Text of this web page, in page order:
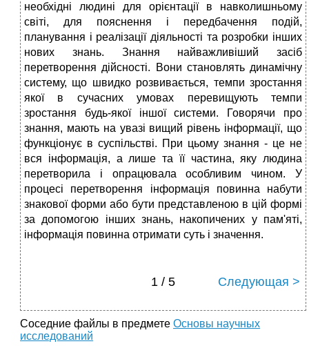
необхідні людині для орієнтації в навколишньому
світі, для пояснення і передбачення подій,
планування і реалізації діяльності та розробки інших
нових знань. Знання найважливіший засіб
перетворення дійсності. Вони становлять динамічну
систему, що швидко розвивається, темпи зростання
якої в сучасних умовах перевищують темпи
зростання будь-якої іншої системи. Говорячи про
знання, мають на увазі вищий рівень інформації, що
функціонує в суспільстві. При цьому знання - це не
вся інформація, а лише та її частина, яку людина
перетворила і опрацювала особливим чином. У
процесі перетворення інформація повинна набути
знакової форми або бути представленою в цій формі
за допомогою інших знань, накопичених у пам'яті,
інформація повинна отримати суть і значення.
1 / 5 Следующая >
Соседние файлы в предмете Основы научных
исследований